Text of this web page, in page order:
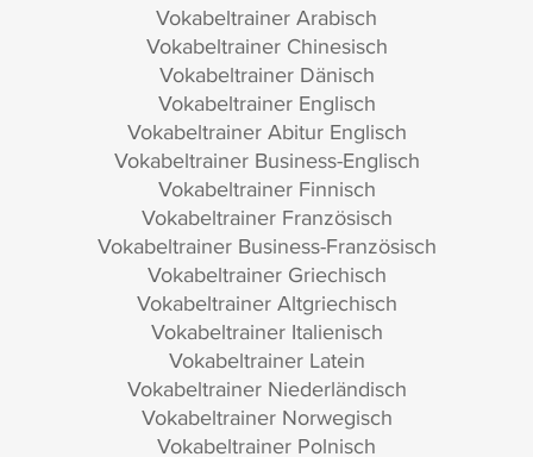
Vokabeltrainer Arabisch
Vokabeltrainer Chinesisch
Vokabeltrainer Dänisch
Vokabeltrainer Englisch
Vokabeltrainer Abitur Englisch
Vokabeltrainer Business-Englisch
Vokabeltrainer Finnisch
Vokabeltrainer Französisch
Vokabeltrainer Business-Französisch
Vokabeltrainer Griechisch
Vokabeltrainer Altgriechisch
Vokabeltrainer Italienisch
Vokabeltrainer Latein
Vokabeltrainer Niederländisch
Vokabeltrainer Norwegisch
Vokabeltrainer Polnisch